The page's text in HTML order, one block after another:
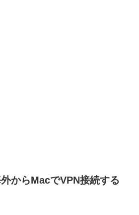
外からMacでVPN接続する